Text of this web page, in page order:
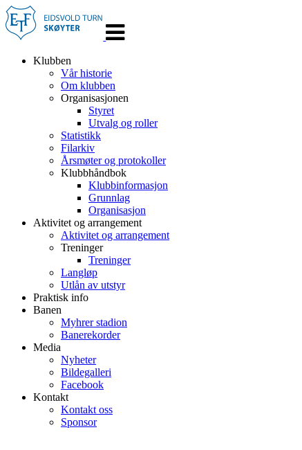
navigasjon
Klubben
Vår historie
Om klubben
Organisasjonen
Styret
Utvalg og roller
Statistikk
Filarkiv
Årsmøter og protokoller
Klubbhåndbok
Klubbinformasjon
Grunnlag
Organisasjon
Aktivitet og arrangement
Aktivitet og arrangement
Treninger
Treninger
Langløp
Utlån av utstyr
Praktisk info
Banen
Myhrer stadion
Banerekorder
Media
Nyheter
Bildegalleri
Facebook
Kontakt
Kontakt oss
Sponsor